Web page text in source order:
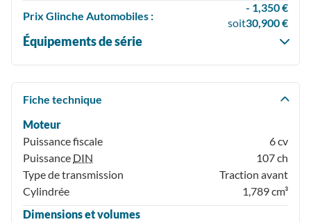
Prix Glinche Automobiles :
- 1,350 €
soit30,900 €
Équipements de série
Fiche technique
Moteur
Puissance fiscale
6 cv
Puissance DIN
107 ch
Type de transmission
Traction avant
Cylindrée
1,789 cm³
Dimensions et volumes